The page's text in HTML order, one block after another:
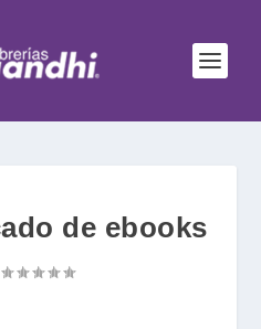
de ebooks